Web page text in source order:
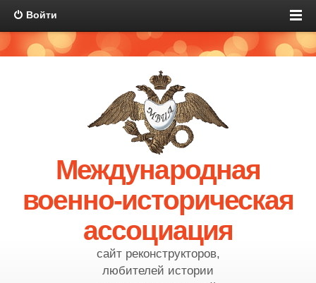
Войти
Международная
военно-историческая
ассоциация
сайт реконструкторов,
любителей истории